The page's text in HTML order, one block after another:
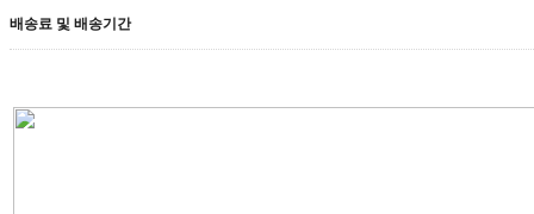
배송료 및 배송기간